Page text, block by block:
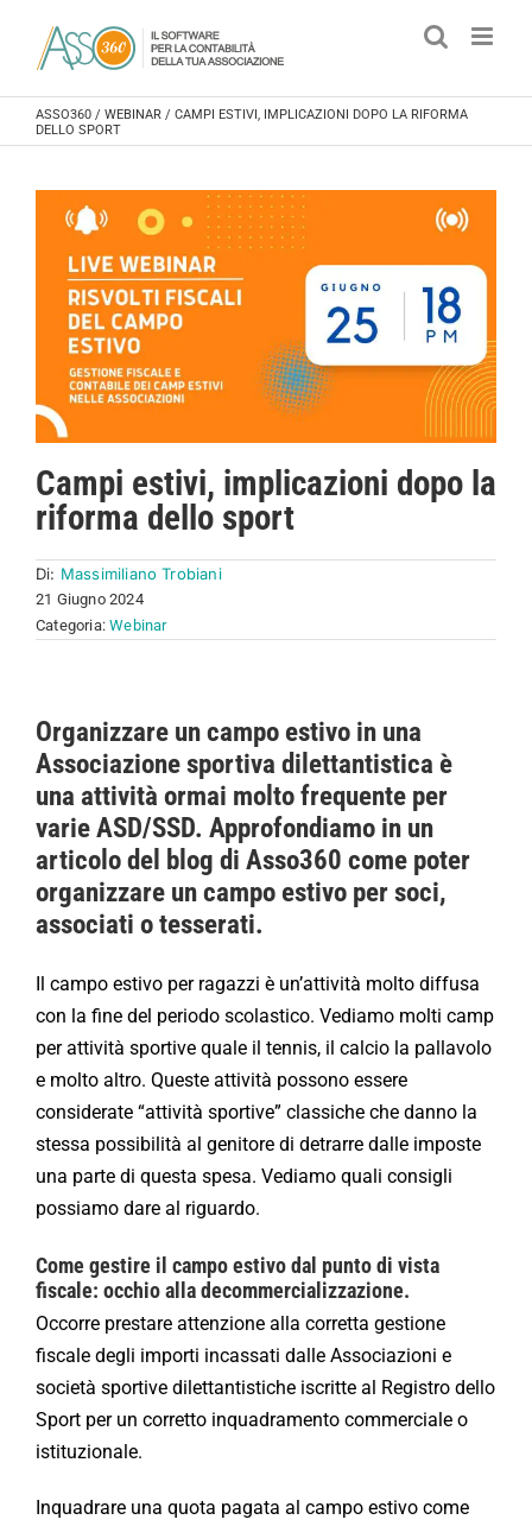
ASSO360 / WEBINAR / CAMPI ESTIVI, IMPLICAZIONI DOPO LA RIFORMA
DELLO SPORT
Campi estivi, implicazioni dopo la
riforma dello sport
Di: Massimiliano Trobiani
21 Giugno 2024
Categoria:Webinar
Organizzare un campo estivo in una
Associazione sportiva dilettantistica è
una attività ormai molto frequente per
varie ASD/SSD. Approfondiamo in un
articolo del blog di Asso360 come poter
organizzare un campo estivo per soci,
associati o tesserati.
Il campo estivo per ragazzi è un’attività molto diffusa
con la fine del periodo scolastico. Vediamo molti camp
per attività sportive quale il tennis, il calcio la pallavolo
e molto altro. Queste attività possono essere
considerate “attività sportive” classiche che danno la
stessa possibilità al genitore di detrarre dalle imposte
una parte di questa spesa. Vediamo quali consigli
possiamo dare al riguardo.
Come gestire il campo estivo dal punto di vista
fiscale: occhio alla decommercializzazione.
Occorre prestare attenzione alla corretta gestione
fiscale degli importi incassati dalle Associazioni e
società sportive dilettantistiche iscritte al Registro dello
Sport per un corretto inquadramento commerciale o
istituzionale.
Inquadrare una quota pagata al campo estivo come